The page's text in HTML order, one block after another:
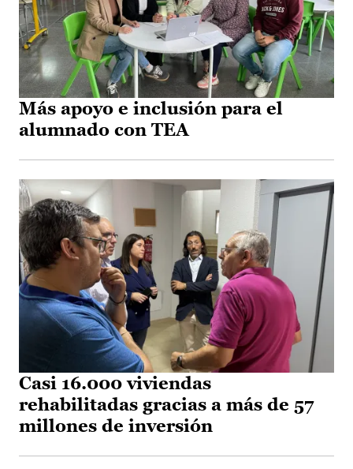
Más apoyo e inclusión para el
alumnado con TEA
Casi 16.000 viviendas
rehabilitadas gracias a más de 57
millones de inversión